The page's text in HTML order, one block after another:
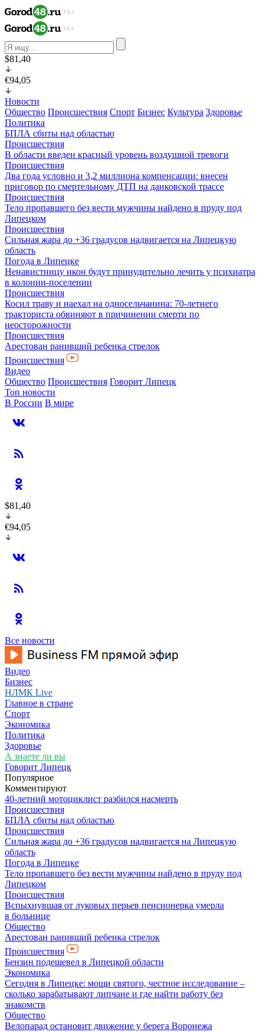
$81,40
€94,05
Новости
Общество Происшествия Спорт Бизнес Культура Здоровье
Политика
БПЛА сбиты над областью
Происшествия
В области введен красный уровень воздушной тревоги
Происшествия
Два года условно и 3,2 миллиона компенсации: внесен
приговор по смертельному ДТП на данковской трассе
Происшествия
Тело пропавшего без вести мужчины найдено в пруду под
Липецком
Происшествия
Сильная жара до +36 градусов надвигается на Липецкую
область
Погода в Липецке
Ненавистницу икон будут принудительно лечить у психиатра
в колонии-поселении
Происшествия
Косил траву и наехал на односельчанина: 70-летнего
тракториста обвиняют в причинении смерти по
неосторожности
Происшествия
Арестован ранивший ребенка стрелок
Происшествия
Видео
Общество Происшествия Говорит Липецк
Топ новости
В России В мире
$81,40
€94,05
Все новости
Видео
Бизнес
НЛМК Live
Главное в стране
Спорт
Экономика
Политика
Здоровье
А знаете ли вы
Говорит Липецк
Популярное
Комментируют
40-летний мотоциклист разбился насмерть
Происшествия
БПЛА сбиты над областью
Происшествия
Сильная жара до +36 градусов надвигается на Липецкую
область
Погода в Липецке
Тело пропавшего без вести мужчины найдено в пруду под
Липецком
Происшествия
Вспыхнувшая от луковых перьев пенсионерка умерла
в больнице
Общество
Арестован ранивший ребенка стрелок
Происшествия
Бензин подешевел в Липецкой области
Экономика
Сегодня в Липецке: мощи святого, честное исследование –
сколько зарабатывают липчане и где найти работу без
знакомств
Общество
Велопарад остановит движение у берега Воронежа